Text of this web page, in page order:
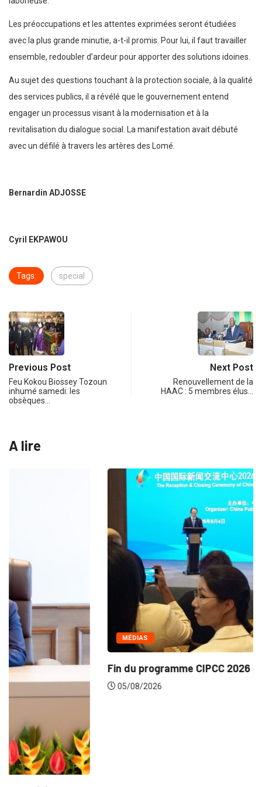
Les préoccupations et les attentes exprimées seront étudiées
avec la plus grande minutie, a-t-il promis. Pour lui, il faut travailler
ensemble, redoubler d’ardeur pour apporter des solutions idoines.
Au sujet des questions touchant à la protection sociale, à la qualité
des services publics, il a révélé que le gouvernement entend
engager un processus visant à la modernisation et à la
revitalisation du dialogue social. La manifestation avait débuté
avec un défilé à travers les artères des Lomé.
Bernardin ADJOSSE
Cyril EKPAWOU
Tags: special
Previous Post
Feu Kokou Biossey Tozoun
inhumé samedi: les
obsèques…
Next Post
Renouvellement de la
HAAC : 5 membres élus…
A lire
MÉDIAS
Fin du programme CIPCC 2026 de la...